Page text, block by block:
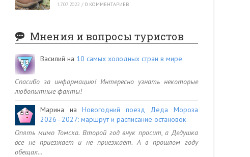
17.07.2022 / 0 КОММЕНТАРИЕВ
Мнения и вопросы туристов
Василий на 10 самых холодных стран в мире
Спасибо за информацию! Интересно узнать некоторые
любопытные факты!
Марина наНовогодний поезд Деда Мороза
2026–2027: маршрут и расписание остановок
Опять мимо Томска. Второй год внук просит, а Дедушка
все не приезжает и не приезжает. А в прошлом году
обещал…